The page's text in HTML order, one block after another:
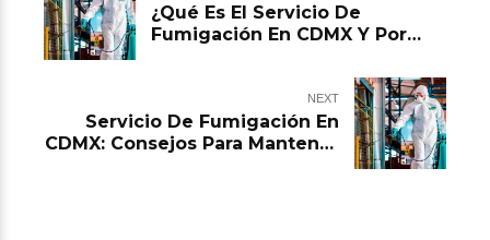
¿Qué Es El Servicio De
Fumigación En CDMX Y Por
NEXT
Servicio De Fumigación En
CDMX: Consejos Para Mantener